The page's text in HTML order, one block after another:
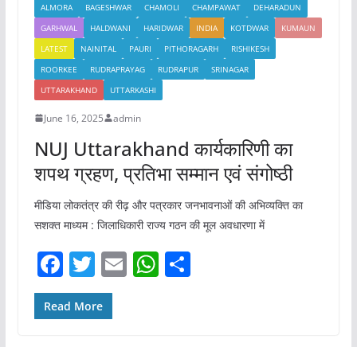
ALMORA BAGESHWAR CHAMOLI CHAMPAWAT
DEHARADUN
GARHWAL
HALDWANI HARIDWAR INDIA KOTDWAR
KUMAUN
LATEST
NAINITAL PAURI PITHORAGARH
RISHIKESH
ROORKEE
RUDRAPRAYAG RUDRAPUR
SRINAGAR
UTTARAKHAND
UTTARKASHI
June 16, 2025 admin
NUJ Uttarakhand कार्यकारिणी का
शपथ ग्रहण, प्रतिभा सम्मान एवं संगोष्ठी
मीडिया लोकतंत्र की रीढ़ और पत्रकार जनभावनाओं की अभिव्यक्ति का
सशक्त माध्यम : जिलाधिकारी राज्य गठन की मूल अवधारणा में
F
a
c
T
w
itt
E W S
Read More